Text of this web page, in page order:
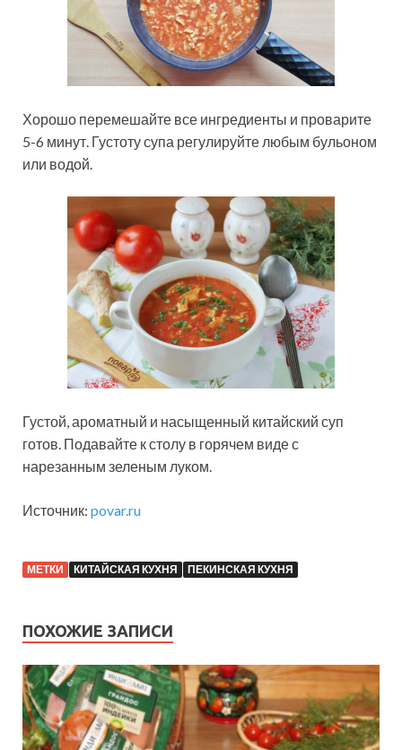
Хорошо перемешайте все ингредиенты и проварите
5-6 минут. Густоту супа регулируйте любым бульоном
или водой.
Густой, ароматный и насыщенный китайский суп
готов. Подавайте к столу в горячем виде с
нарезанным зеленым луком.
Источник: povar.ru
МЕТКИ КИТАЙСКАЯ КУХНЯ ПЕКИНСКАЯ КУХНЯ
ПОХОЖИЕ ЗАПИСИ